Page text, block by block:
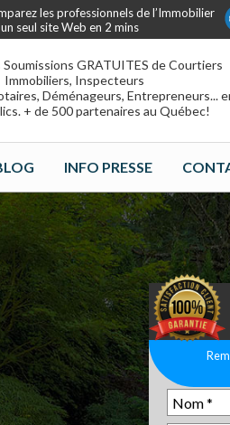
les professionnels de l’Immobilier
seul site Web en 2 mins
GRATUITES de Courtiers
Immobiliers, Inspecteurs
Déménageurs, Entrepreneurs...
+ de 500 partenaires au Québec!
INFO PRESSE